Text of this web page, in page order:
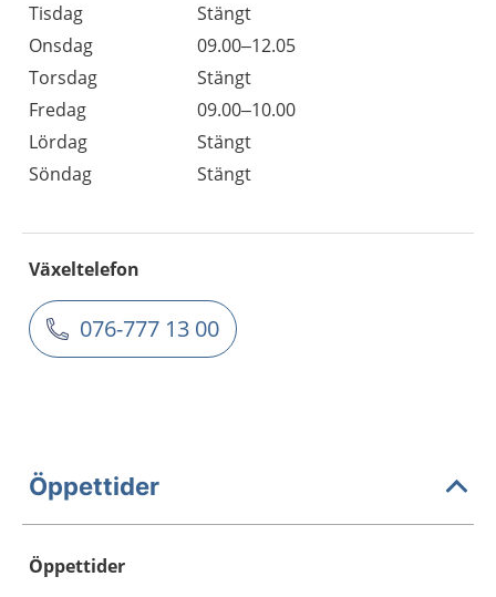
Tisdag
Stängt
Onsdag
09.00–12.05
Torsdag
Stängt
Fredag
09.00–10.00
Lördag
Stängt
Söndag
Stängt
Växeltelefon
076-777 13 00
Öppettider
Öppettider